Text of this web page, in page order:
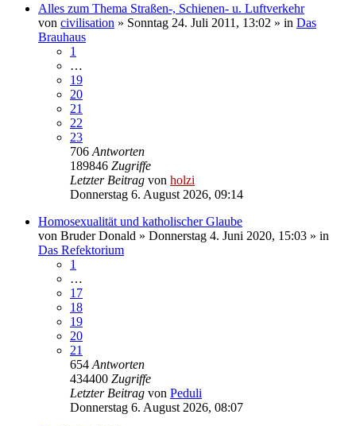
Alles zum Thema Straßen-, Schienen- u. Luftverkehr
von civilisation » Sonntag 24. Juli 2011, 13:02 » in Das
Brauhaus
1
…
19
20
21
22
23
706 Antworten
189846 Zugriffe
Letzter Beitrag von holzi
Donnerstag 6. August 2026, 09:14
Homosexualität und katholischer Glaube
von Bruder Donald » Donnerstag 4. Juni 2020, 15:03 » in
Das Refektorium
1
…
17
18
19
20
21
654 Antworten
434400 Zugriffe
Letzter Beitrag von Peduli
Donnerstag 6. August 2026, 08:07